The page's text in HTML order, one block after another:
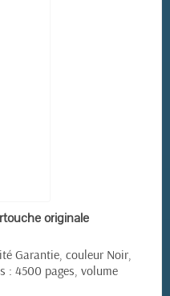
originale
Garantie, couleur Noir,
: 4500 pages, volume